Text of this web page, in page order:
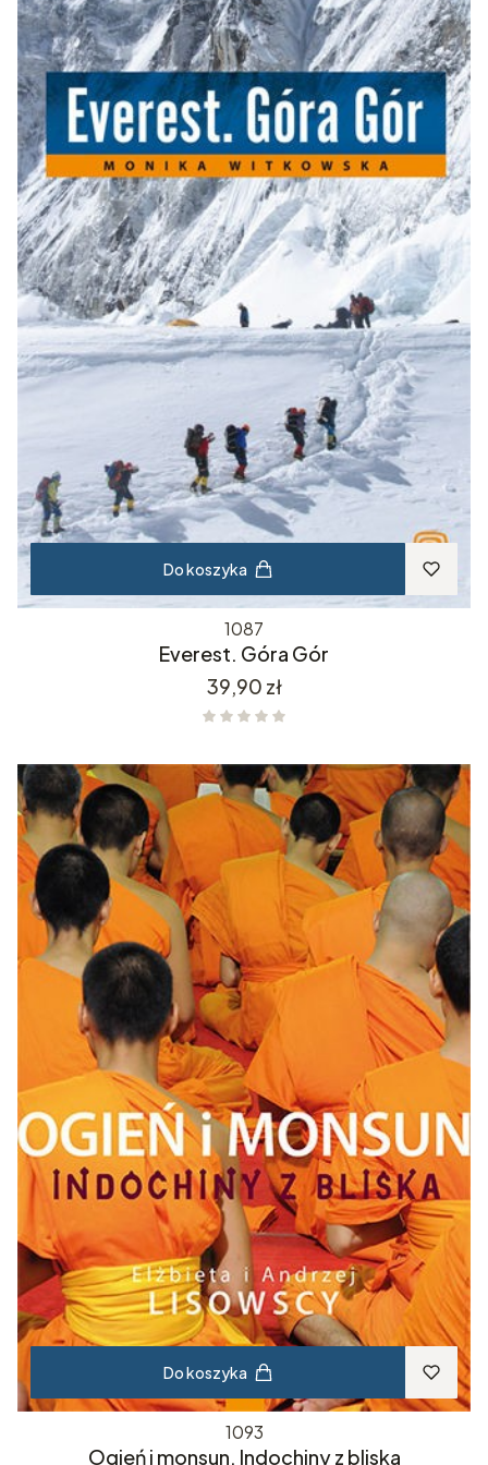
Do koszyka
1087
Everest. Góra Gór
Cena
39,90 zł
Do koszyka
1093
Ogień i monsun. Indochiny z bliska